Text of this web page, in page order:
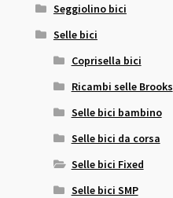
Seggiolino bici
Selle bici
Coprisella bici
Ricambi selle Brooks
Selle bici bambino
Selle bici da corsa
Selle bici Fixed
Selle bici SMP